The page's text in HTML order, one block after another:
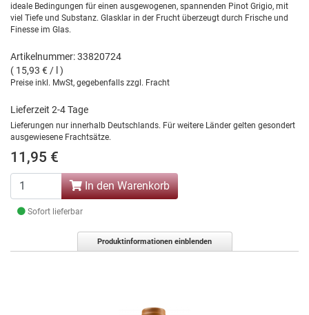
ideale Bedingungen für einen ausgewogenen, spannenden Pinot Grigio, mit
viel Tiefe und Substanz. Glasklar in der Frucht überzeugt durch Frische und
Finesse im Glas.
Artikelnummer: 33820724
( 15,93 € / l )
Preise inkl. MwSt, gegebenfalls zzgl. Fracht
Lieferzeit 2-4 Tage
Lieferungen nur innerhalb Deutschlands. Für weitere Länder gelten gesondert
ausgewiesene Frachtsätze.
11,95 €
In den Warenkorb
Sofort lieferbar
Produktinformationen einblenden